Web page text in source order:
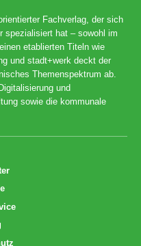
Fachverlag, der sich
spezialisiert hat – sowohl im
etablierten Titeln wie
und stadt+werk deckt der
Themenspektrum ab.
und
sowie die kommunale